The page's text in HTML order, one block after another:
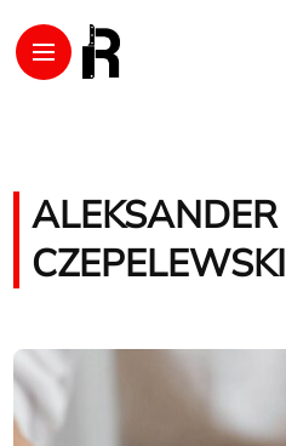
ALEKSANDER
CZEPELEWSKI